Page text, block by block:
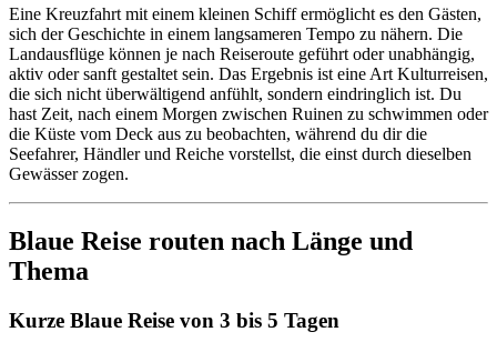
Eine Kreuzfahrt mit einem kleinen Schiff ermöglicht es den Gästen,
sich der Geschichte in einem langsameren Tempo zu nähern. Die
Landausflüge können je nach Reiseroute geführt oder unabhängig,
aktiv oder sanft gestaltet sein. Das Ergebnis ist eine Art Kulturreisen,
die sich nicht überwältigend anfühlt, sondern eindringlich ist. Du
hast Zeit, nach einem Morgen zwischen Ruinen zu schwimmen oder
die Küste vom Deck aus zu beobachten, während du dir die
Seefahrer, Händler und Reiche vorstellst, die einst durch dieselben
Gewässer zogen.
Blaue Reise routen nach Länge und
Thema
Kurze Blaue Reise von 3 bis 5 Tagen